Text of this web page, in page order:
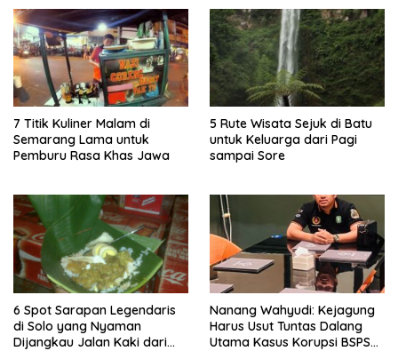
7 Titik Kuliner Malam di
Semarang Lama untuk
Pemburu Rasa Khas Jawa
5 Rute Wisata Sejuk di Batu
untuk Keluarga dari Pagi
sampai Sore
6 Spot Sarapan Legendaris
di Solo yang Nyaman
Dijangkau Jalan Kaki dari
Nanang Wahyudi: Kejagung
Harus Usut Tuntas Dalang
Utama Kasus Korupsi BSPS